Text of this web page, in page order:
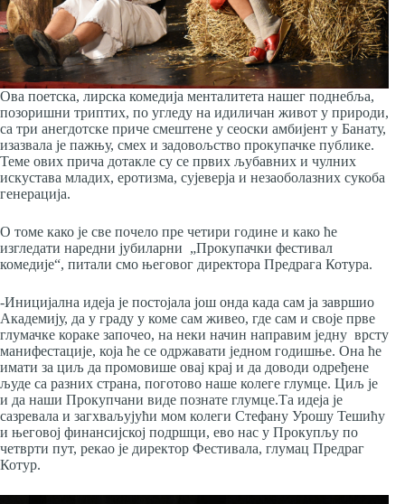
Ова поетска, лирска комедија менталитета нашег поднебља,
позоришни триптих, по угледу на идиличан живот у природи,
са три анегдотске приче смештене у сеоски амбијент у Банату,
изазвала је пажњу, смех и задовољство прокупачке публике.
Теме ових прича дотакле су се првих љубавних и чулних
искустава младих, еротизма, сујеверја и незаоболазних сукоба
генерација.
О томе како је све почело пре четири године и како ће
изгледати наредни јубиларни „Прокупачки фестивал
комедије“, питали смо његовог директора Предрага Котура.
-Иницијална идеја је постојала још онда када сам ја завршио
Академију, да у граду у коме сам живео, где сам и своје прве
глумачке кораке започео, на неки начин направим једну врсту
манифестације, која ће се одржавати једном годишње. Она ће
имати за циљ да промовише овај крај и да доводи одређене
људе са разних страна, поготово наше колеге глумце. Циљ је
и да наши Прокупчани виде познате глумце.Та идеја је
сазревала и загхваљујући мом колеги Стефану Урошу Тешићу
и његовој финансијској подршци, ево нас у Прокупљу по
четврти пут, рекао је директор Фестивала, глумац Предраг
Котур.